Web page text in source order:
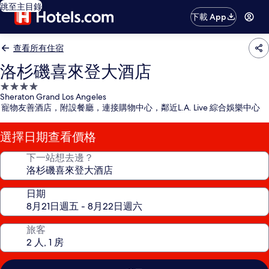
跳至主目錄
下載 App
查看所有住宿
洛杉磯喜來登大酒店
4.0
星
級
住
宿
Sheraton Grand Los Angeles
寵物友善酒店，附設餐廳，連接購物中心，鄰近L.A. Live 綜合娛樂中心
選擇日期查看價格
下一站想去邊？
日期
旅客